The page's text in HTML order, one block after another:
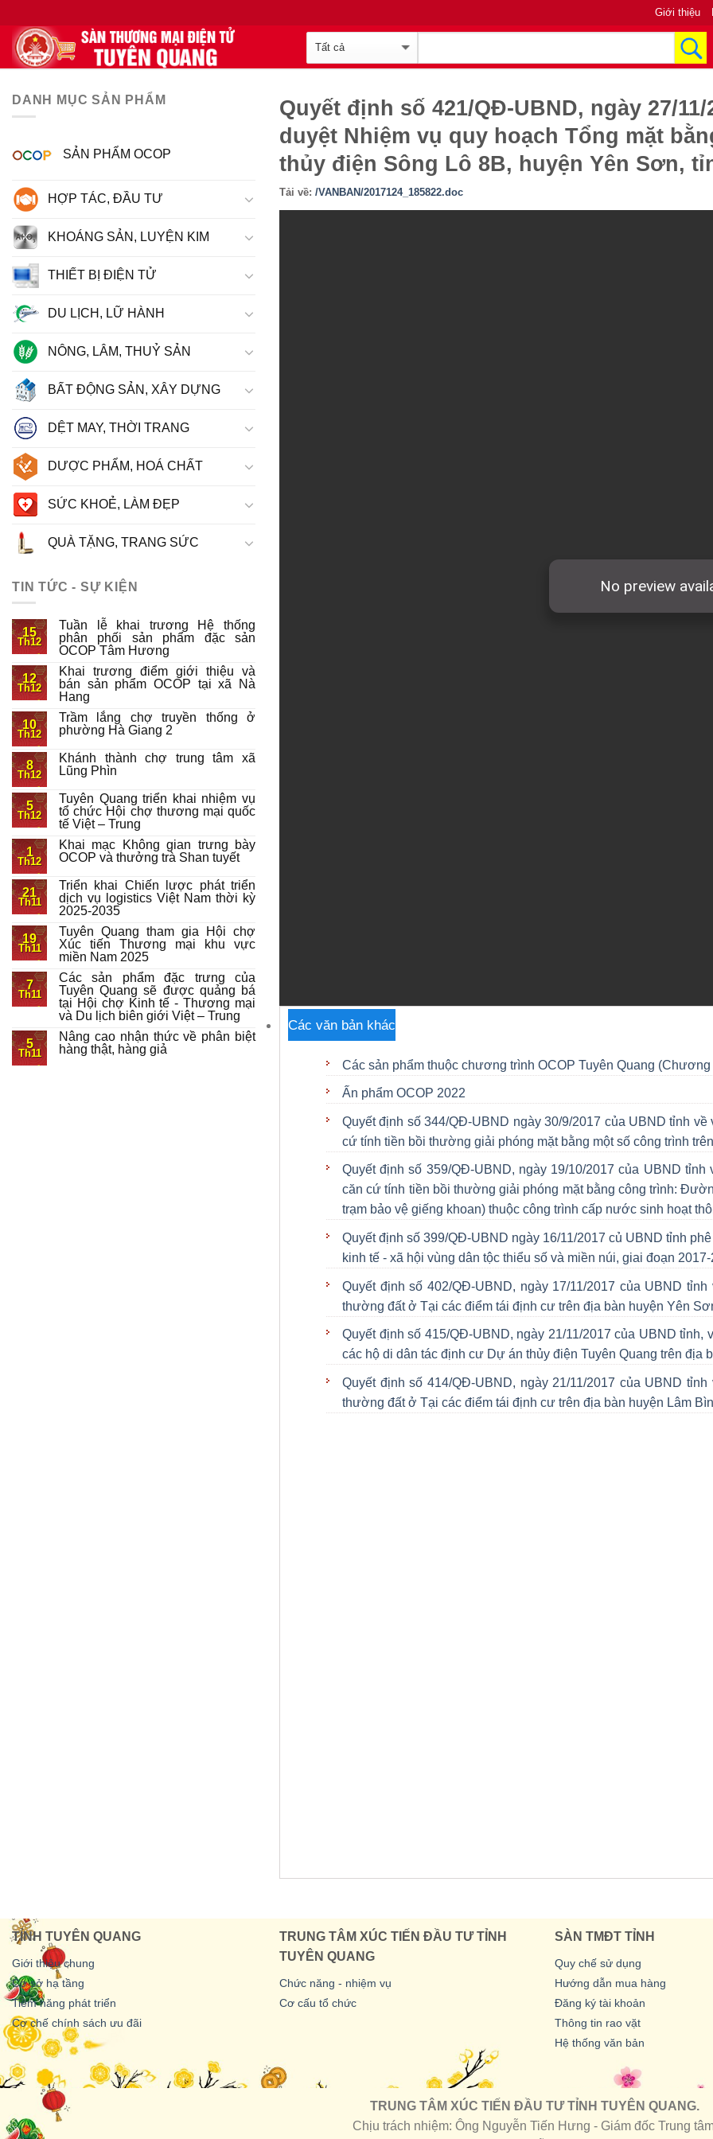
Giới thiệu
DANH MỤC SẢN PHẨM
SẢN PHẨM OCOP
HỢP TÁC, ĐẦU TƯ
KHOÁNG SẢN, LUYỆN KIM
THIẾT BỊ ĐIỆN TỬ
DU LỊCH, LỮ HÀNH
NÔNG, LÂM, THUỶ SẢN
BẤT ĐỘNG SẢN, XÂY DỰNG
DỆT MAY, THỜI TRANG
DƯỢC PHẨM, HOÁ CHẤT
SỨC KHOẺ, LÀM ĐẸP
QUÀ TẶNG, TRANG SỨC
TIN TỨC - SỰ KIỆN
15
Th12
Tuần lễ khai trương Hệ thống
phân phối sản phẩm đặc sản
OCOP Tâm Hương
12
Th12
Khai trương điểm giới thiệu và
bán sản phẩm OCOP tại xã Nà
Hang
10
Th12
Trầm lắng chợ truyền thống ở
phường Hà Giang 2
8
Th12
Khánh thành chợ trung tâm xã
Lũng Phìn
5
Th12
Tuyên Quang triển khai nhiệm vụ
tổ chức Hội chợ thương mại quốc
tế Việt – Trung
1
Th12
Khai mạc Không gian trưng bày
OCOP và thưởng trà Shan tuyết
21
Th11
Triển khai Chiến lược phát triển
dịch vụ logistics Việt Nam thời kỳ
2025-2035
19
Th11
Tuyên Quang tham gia Hội chợ
Xúc tiến Thương mại khu vực
miền Nam 2025
7
Th11
Các sản phẩm đặc trưng của
Tuyên Quang sẽ được quảng bá
tại Hội chợ Kinh tế - Thương mại
và Du lịch biên giới Việt – Trung
5
Th11
Nâng cao nhận thức về phân biệt
hàng thật, hàng giả
Quyết định số 421/QĐ-UBND, ngày 27/
duyệt Nhiệm vụ quy hoạch Tổng mặt
thủy điện Sông Lô 8B, huyện Yên Sơn,
Tải về: /VANBAN/2017124_185822.doc
Các văn bản khác
Các sản phẩm thuộc chương trình OCOP Tuyên Quang
Ấn phẩm OCOP 2022
Quyết định số 344/QĐ-UBND ngày 30/9/2017 của UBND tỉnh
cứ tính tiền bồi thường giải phóng mặt bằng một số công trình
Quyết định số 359/QĐ-UBND, ngày 19/10/2017 của UBND
căn cứ tính tiền bồi thường giải phóng mặt bằng công trình:
trạm bảo vệ giếng khoan) thuộc công trình cấp nước sinh hoạt
Quyết định số 399/QĐ-UBND ngày 16/11/2017 củ UBND tỉnh
kinh tế - xã hội vùng dân tộc thiểu số và miền núi, giai đoạn
Quyết định số 402/QĐ-UBND, ngày 17/11/2017 của UBND
thường đất ở Tại các điểm tái định cư trên địa bàn huyện Yên
Quyết định số 415/QĐ-UBND, ngày 21/11/2017 của UBND
các hộ di dân tác định cư Dự án thủy điện Tuyên Quang trên địa
Quyết định số 414/QĐ-UBND, ngày 21/11/2017 của UBND
thường đất ở Tại các điểm tái định cư trên địa bàn huyện Lâm
TỈNH TUYÊN QUANG
Giới thiệu chung
Cơ sở hạ tầng
Tiềm năng phát triển
Cơ chế chính sách ưu đãi
TRUNG TÂM XÚC TIẾN ĐẦU TƯ TỈNH
TUYÊN QUANG
Chức năng - nhiệm vụ
Cơ cấu tổ chức
SÀN TMĐT TỈNH
Quy chế sử dụng
Hướng dẫn mua hàng
Đăng ký tài khoản
Thông tin rao vặt
Hệ thống văn bản
TRUNG TÂM XÚC TIẾN ĐẦU TƯ TỈNH TUYÊN QUANG.
Chịu trách nhiệm: Ông Nguyễn Tiến Hưng - Giám đốc Trung